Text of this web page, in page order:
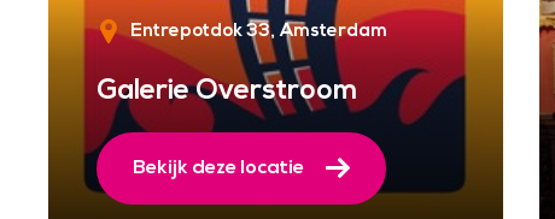
Entrepotdok 33 Amsterdam
Galerie Overstroom
Bekijk deze locatie